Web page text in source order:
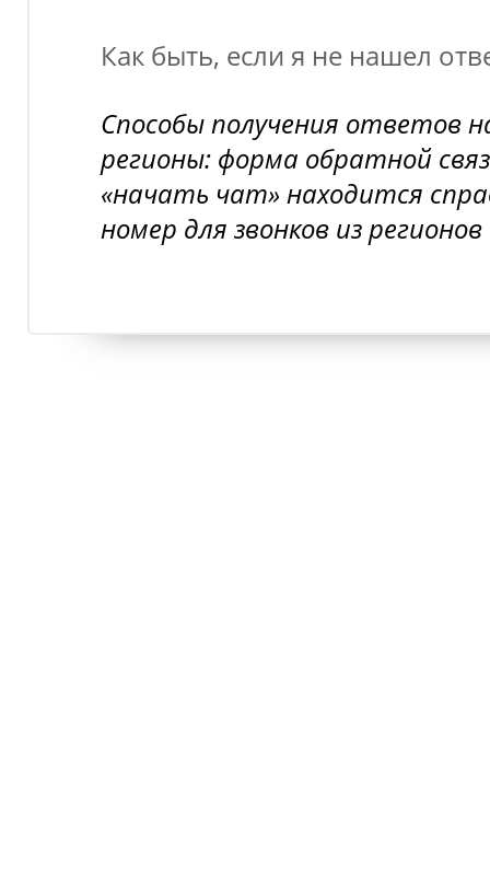
Как быть, если я не нашел
Способы получения ответов
регионы: форма обратной
«начать чат» находится
номер для звонков из